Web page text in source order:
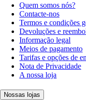
Quem somos nós?
Contacte-nos
Termos e condições
Devoluções e
Informação legal
Meios de pagamento
Tarifas e opções de
Nota de Privacidade
A nossa loja
Nossas lojas